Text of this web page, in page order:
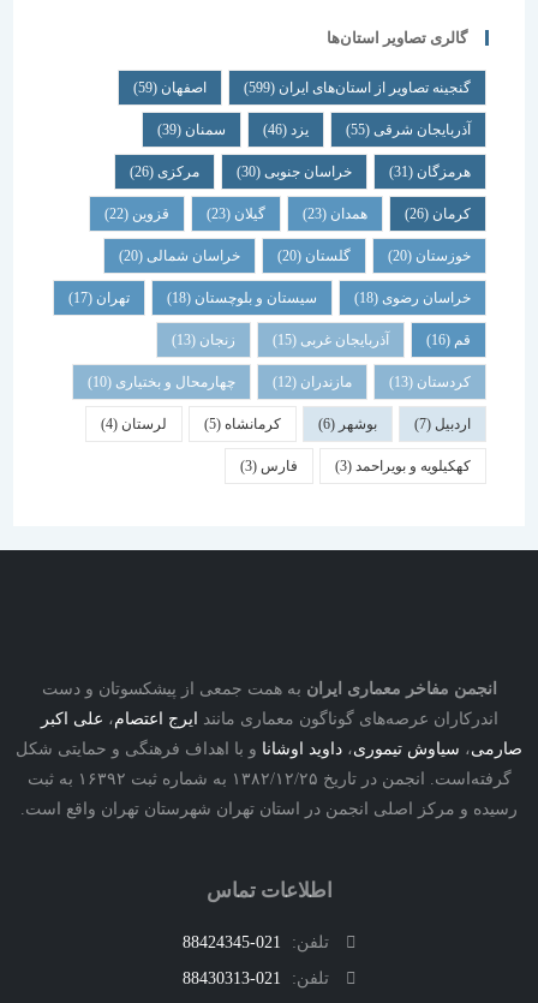
گالری تصاویر استان‌ها
گنجینه تصاویر از استان‌های ایران(599) اصفهان (59)
آذربایجان شرقی(55) یزد سمنان (39)
هرمزگان(31) خراسان جنوبی(30) مرکزی (26)
همدان گیلان قزوین
خوزستان(20) گلستان (20) خراسان شمالی(20)
خراسان رضوی(18) سیستان و بلوچستان(18) تهران
آذربایجان غربی(15) زنجان
کردستان(13) مازندران(12) چهارمحال و بختیاری (10)
بوشهر کرمانشاه(5) لرستان (4)
کهکیلویه و بویراحمد(3) فارس
مفاخر معماری ایرانبه همت جمعی از پیشکسوتان و دست
عرصه‌های گوناگون معماری مانندایرج اعتصام،علی اکبر
،سیاوش تیموری،داوید اوشانا و با اهداف فرهنگی و حمایتی شکل
گرفته‌است. انجمن در تاریخ ۱۳۸۲/۱۲/۲۵ به شماره ثبت ۱۶۳۹۲ به ثبت
و مرکز اصلی انجمن در استان تهران شهرستان تهران واقع است.
اطلاعات تماس
تلفن:
021-88424345
تلفن:
021-88430313